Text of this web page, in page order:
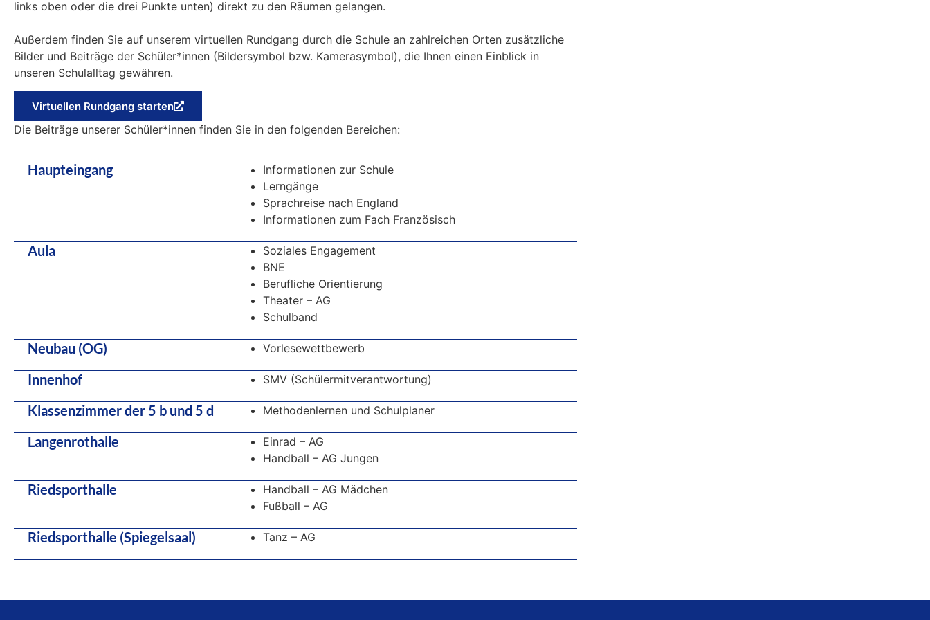
links oben oder die drei Punkte unten) direkt zu den Räumen gelangen.
Außerdem finden Sie auf unserem virtuellen Rundgang durch die Schule an zahlreichen Orten zusätzliche
Bilder und Beiträge der Schüler*innen (Bildersymbol bzw. Kamerasymbol), die Ihnen einen Einblick in
unseren Schulalltag gewähren.
Virtuellen Rundgang starten
Die Beiträge unserer Schüler*innen finden Sie in den folgenden Bereichen:
Haupteingang
Informationen zur Schule
Lerngänge
Sprachreise nach England
Informationen zum Fach Französisch
Aula
Soziales Engagement
BNE
Berufliche Orientierung
Theater – AG
Schulband
Neubau (OG) Vorlesewettbewerb
Innenhof SMV (Schülermitverantwortung)
Klassenzimmer der 5 b und 5 d Methodenlernen und Schulplaner
Langenrothalle
Einrad – AG
Handball – AG Jungen
Riedsporthalle
Handball – AG Mädchen
Fußball – AG
Riedsporthalle (Spiegelsaal) Tanz – AG